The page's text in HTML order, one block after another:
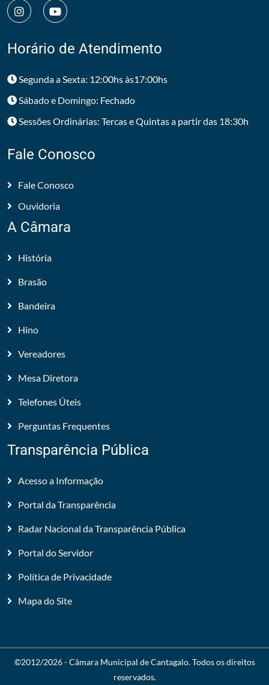
Horário de Atendimento
Segunda a Sexta: 12:00hs às17:00hs
Sábado e Domingo: Fechado
Sessões Ordinárias: Tercas e Quintas a partir das 18:30h
Fale Conosco
Fale Conosco
Ouvidoria
A Câmara
História
Brasão
Bandeira
Hino
Vereadores
Mesa Diretora
Telefones Úteis
Perguntas Frequentes
Transparência Pública
Acesso a Informação
Portal da Transparência
Radar Nacional da Transparência Pública
Portal do Servidor
Política de Privacidade
Mapa do Site
©2012/2026 -Câmara Municipal de Cantagalo. Todos os direitos
reservados.